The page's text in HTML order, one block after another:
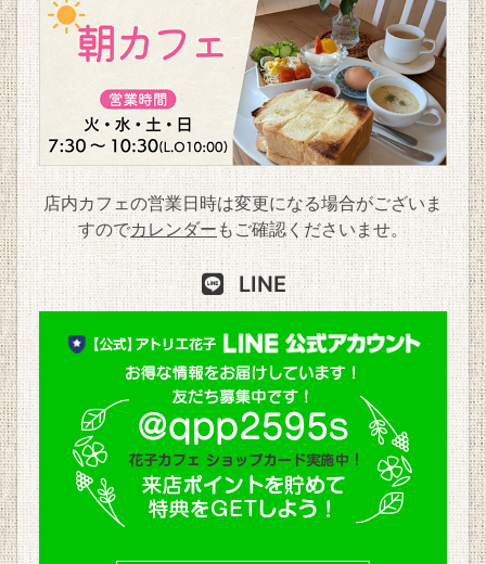
店内カフェの営業日時は変更になる場合がございま
すのでカレンダー もご確認くださいませ。
LINE